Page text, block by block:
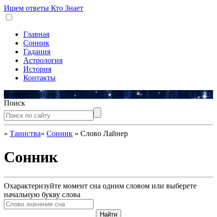
Ищем ответы Кто Знает
Главная
Сонник
Гадания
Астрология
История
Контакты
Сонник Лайнер
Поиск
» Таинства» Сонник » Слово Лайнер
Сонник
Охарактеризуйте момент сна одним словом или выберете
начальную букву слова